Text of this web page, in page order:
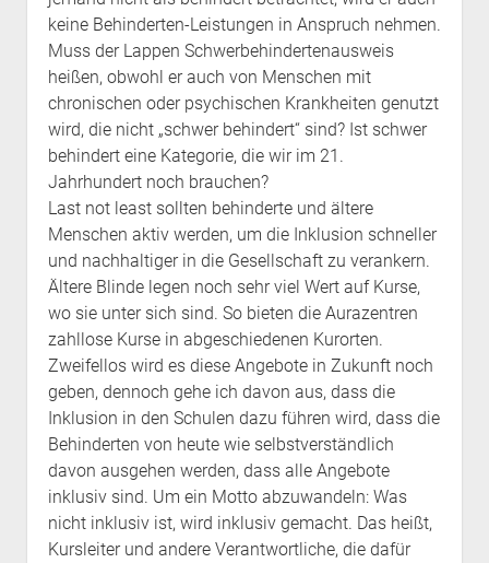
keine Behinderten-Leistungen in Anspruch nehmen.
Muss der Lappen Schwerbehindertenausweis
heißen, obwohl er auch von Menschen mit
chronischen oder psychischen Krankheiten genutzt
wird, die nicht „schwer behindert“ sind? Ist schwer
behindert eine Kategorie, die wir im 21.
Jahrhundert noch brauchen?
Last not least sollten behinderte und ältere
Menschen aktiv werden, um die Inklusion schneller
und nachhaltiger in die Gesellschaft zu verankern.
Ältere Blinde legen noch sehr viel Wert auf Kurse,
wo sie unter sich sind. So bieten die Aurazentren
zahllose Kurse in abgeschiedenen Kurorten.
Zweifellos wird es diese Angebote in Zukunft noch
geben, dennoch gehe ich davon aus, dass die
Inklusion in den Schulen dazu führen wird, dass die
Behinderten von heute wie selbstverständlich
davon ausgehen werden, dass alle Angebote
inklusiv sind. Um ein Motto abzuwandeln: Was
nicht inklusiv ist, wird inklusiv gemacht. Das heißt,
Kursleiter und andere Verantwortliche, die dafür